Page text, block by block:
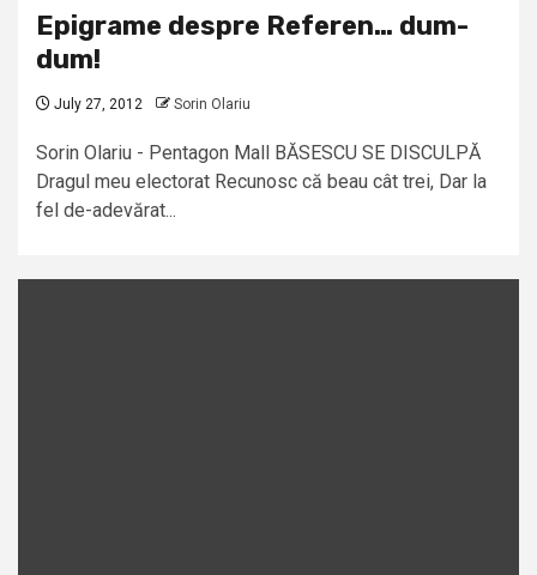
Epigrame despre Referen… dum-
dum!
July 27, 2012 Sorin Olariu
Sorin Olariu - Pentagon Mall BĂSESCU SE DISCULPĂ
Dragul meu electorat Recunosc că beau cât trei, Dar la
fel de-adevărat...